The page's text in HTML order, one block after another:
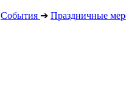
События ➔ Праздничные